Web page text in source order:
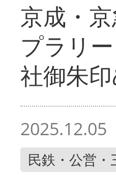
京成・
プラリ
社御朱印
2025.12.05
民鉄・公営・